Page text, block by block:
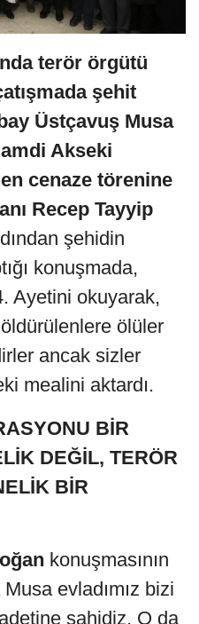
terör örgütü
şehit
Üstçavuş Musa
Akseki
cenaze törenine
Recep Tayyip
şehidin
konuşmada,
Ayetini okuyarak,
ölüler
ancak sizler
mealini aktardı.
BİR
DEĞİL, TERÖR
BİR
konuşmasının
evladımız bizi
şahidiz. O da